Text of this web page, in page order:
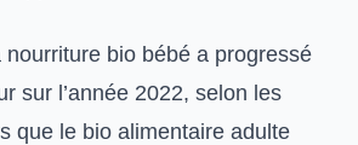
nourriture bio bébé a progressé
sur l’année 2022, selon les
que le bio alimentaire adulte